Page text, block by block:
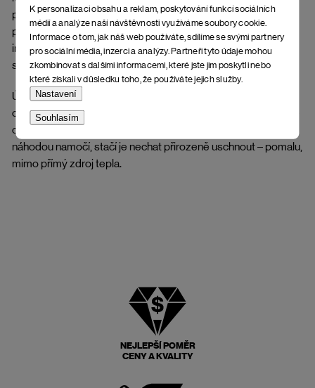
K personalizaci obsahu a reklam, poskytování funkcí sociálních
médií a analýze naší návštěvnosti využíváme soubory cookie.
Informace o tom, jak náš web používáte, sdílíme se svými partnery
pro sociální média, inzerci a analýzy. Partneři tyto údaje mohou
zkombinovat s dalšími informacemi, které jste jim poskytli nebo
které získali v důsledku toho, že používáte jejich služby.
Nastavení
Souhlasím
podmínek, vyvarujte se větší vlhkosti a rozmáčení, které
poškuzuje vzhled a deformuje tvar. Bez správné péče a
impregnace se kůže může zkroutit, popřípadě mohou vznikat
skvrny a fleky.
Údržba stélky: Dlouhodobý kontakt s vlhkostí může korek
oslabit, změkčit nebo lehce deformovat. Obuv doporučujeme
chránit před přímým vystavením větší vlhkosti. Pokud se
náhodou namočí, stačí je nechat přirozeně uschnout – pomalu,
mimo přímý zdroj tepla.
NEJLEPŠÍ POMĚR
CENY A KVALITY